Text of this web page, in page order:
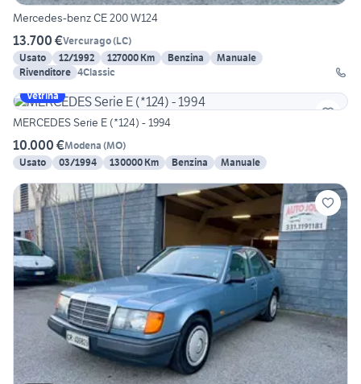
Mercedes-benz CE 200 W124
13.700 €Vercurago(LC)
Usato
12/1992 127000 Km Benzina
Manuale
Rivenditore 4Classic
Vetrina
MERCEDES Serie E (*124) - 1994
10.000 €Modena (MO)
Usato
03/1994 130000 Km Benzina Manuale